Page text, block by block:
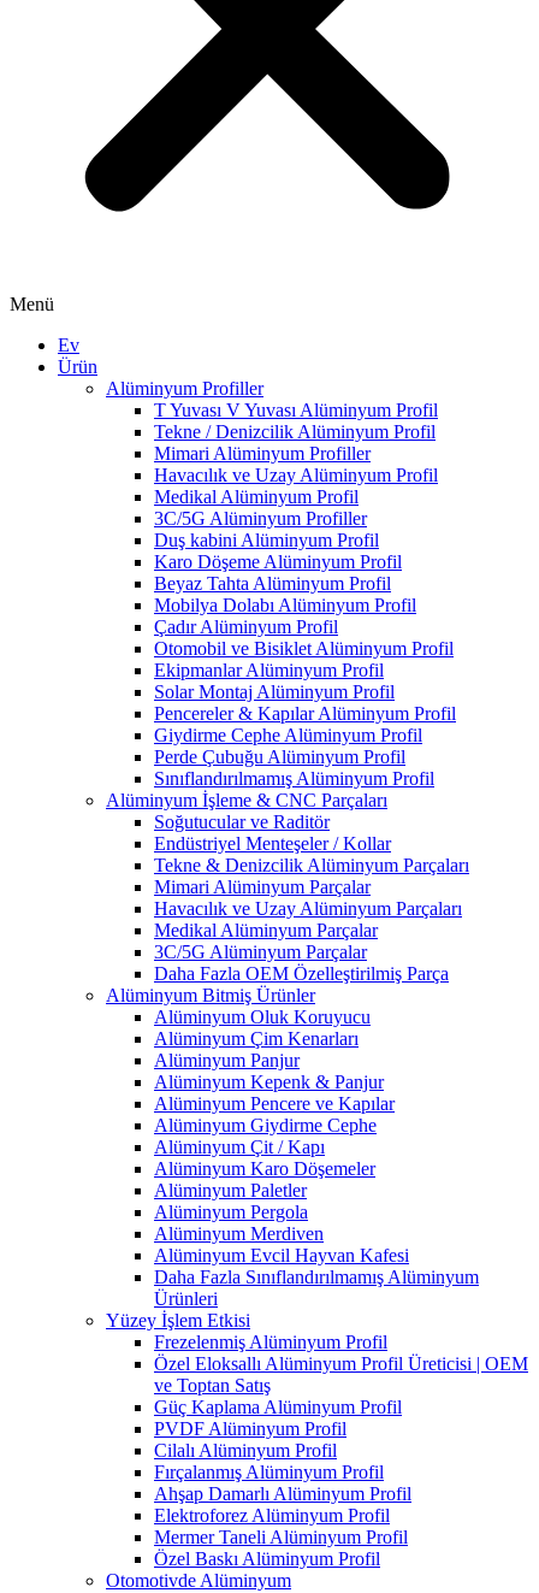
Menü
Ev
Ürün
Alüminyum Profiller
T Yuvası V Yuvası Alüminyum Profil
Tekne / Denizcilik Alüminyum Profil
Mimari Alüminyum Profiller
Havacılık ve Uzay Alüminyum Profil
Medikal Alüminyum Profil
3C/5G Alüminyum Profiller
Duş kabini Alüminyum Profil
Karo Döşeme Alüminyum Profil
Beyaz Tahta Alüminyum Profil
Mobilya Dolabı Alüminyum Profil
Çadır Alüminyum Profil
Otomobil ve Bisiklet Alüminyum Profil
Ekipmanlar Alüminyum Profil
Solar Montaj Alüminyum Profil
Pencereler & Kapılar Alüminyum Profil
Giydirme Cephe Alüminyum Profil
Perde Çubuğu Alüminyum Profil
Sınıflandırılmamış Alüminyum Profil
Alüminyum İşleme & CNC Parçaları
Soğutucular ve Raditör
Endüstriyel Menteşeler / Kollar
Tekne & Denizcilik Alüminyum Parçaları
Mimari Alüminyum Parçalar
Havacılık ve Uzay Alüminyum Parçaları
Medikal Alüminyum Parçalar
3C/5G Alüminyum Parçalar
Daha Fazla OEM Özelleştirilmiş Parça
Alüminyum Bitmiş Ürünler
Alüminyum Oluk Koruyucu
Alüminyum Çim Kenarları
Alüminyum Panjur
Alüminyum Kepenk & Panjur
Alüminyum Pencere ve Kapılar
Alüminyum Giydirme Cephe
Alüminyum Çit / Kapı
Alüminyum Karo Döşemeler
Alüminyum Paletler
Alüminyum Pergola
Alüminyum Merdiven
Alüminyum Evcil Hayvan Kafesi
Daha Fazla Sınıflandırılmamış Alüminyum
Ürünleri
Yüzey İşlem Etkisi
Frezelenmiş Alüminyum Profil
Özel Eloksallı Alüminyum Profil Üreticisi | OEM
ve Toptan Satış
Güç Kaplama Alüminyum Profil
PVDF Alüminyum Profil
Cilalı Alüminyum Profil
Fırçalanmış Alüminyum Profil
Ahşap Damarlı Alüminyum Profil
Elektroforez Alüminyum Profil
Mermer Taneli Alüminyum Profil
Özel Baskı Alüminyum Profil
Otomotivde Alüminyum